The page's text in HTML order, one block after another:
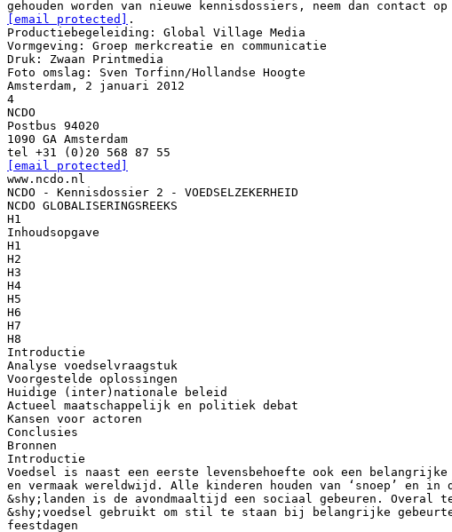
[email protected]
.
Productiebegeleiding: Global Village Media
Vormgeving: Groep merkcreatie en communicatie
Druk: Zwaan Printmedia
Foto omslag: Sven Torfinn/Hollandse Hoogte
Amsterdam, 2 januari 2012
4
NCDO
Postbus 94020
1090 GA Amsterdam
[email protected]